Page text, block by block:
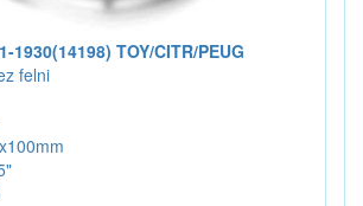
1930(14198) TOY/CITR/PEUG
felni